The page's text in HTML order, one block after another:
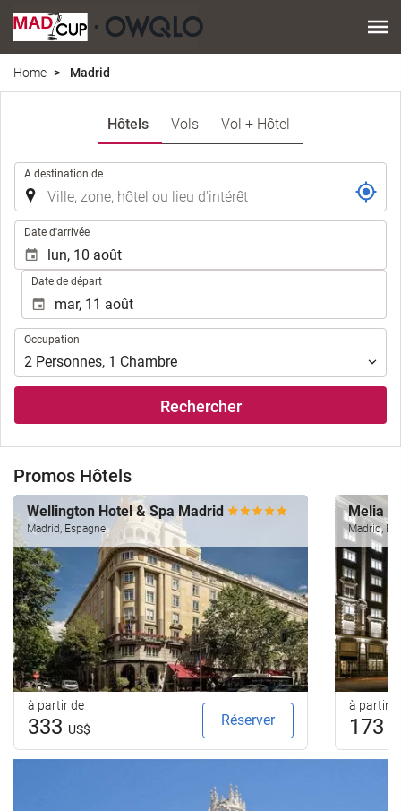
Home Madrid
Hôtels Vols Vol + Hôtel
A destination de
Date d'arrivée
Date de départ
Occupation
Occupation
2 Personnes, 1 Chambre
Rechercher
Promos Hôtels
Wellington Hotel & Spa Madrid
Madrid, Espagne
à partir de
333 US$
Réserver
Melia
Madrid,
à partir
173